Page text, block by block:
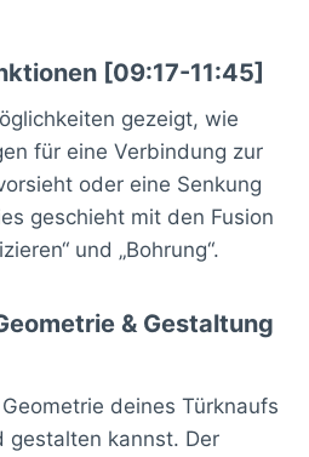
[09:17-11:45]
gezeigt, wie
für eine Verbindung zur
oder eine Senkung
geschieht mit den Fusion
und „Bohrung“.
& Gestaltung
deines Türknaufs
gestalten kannst. Der